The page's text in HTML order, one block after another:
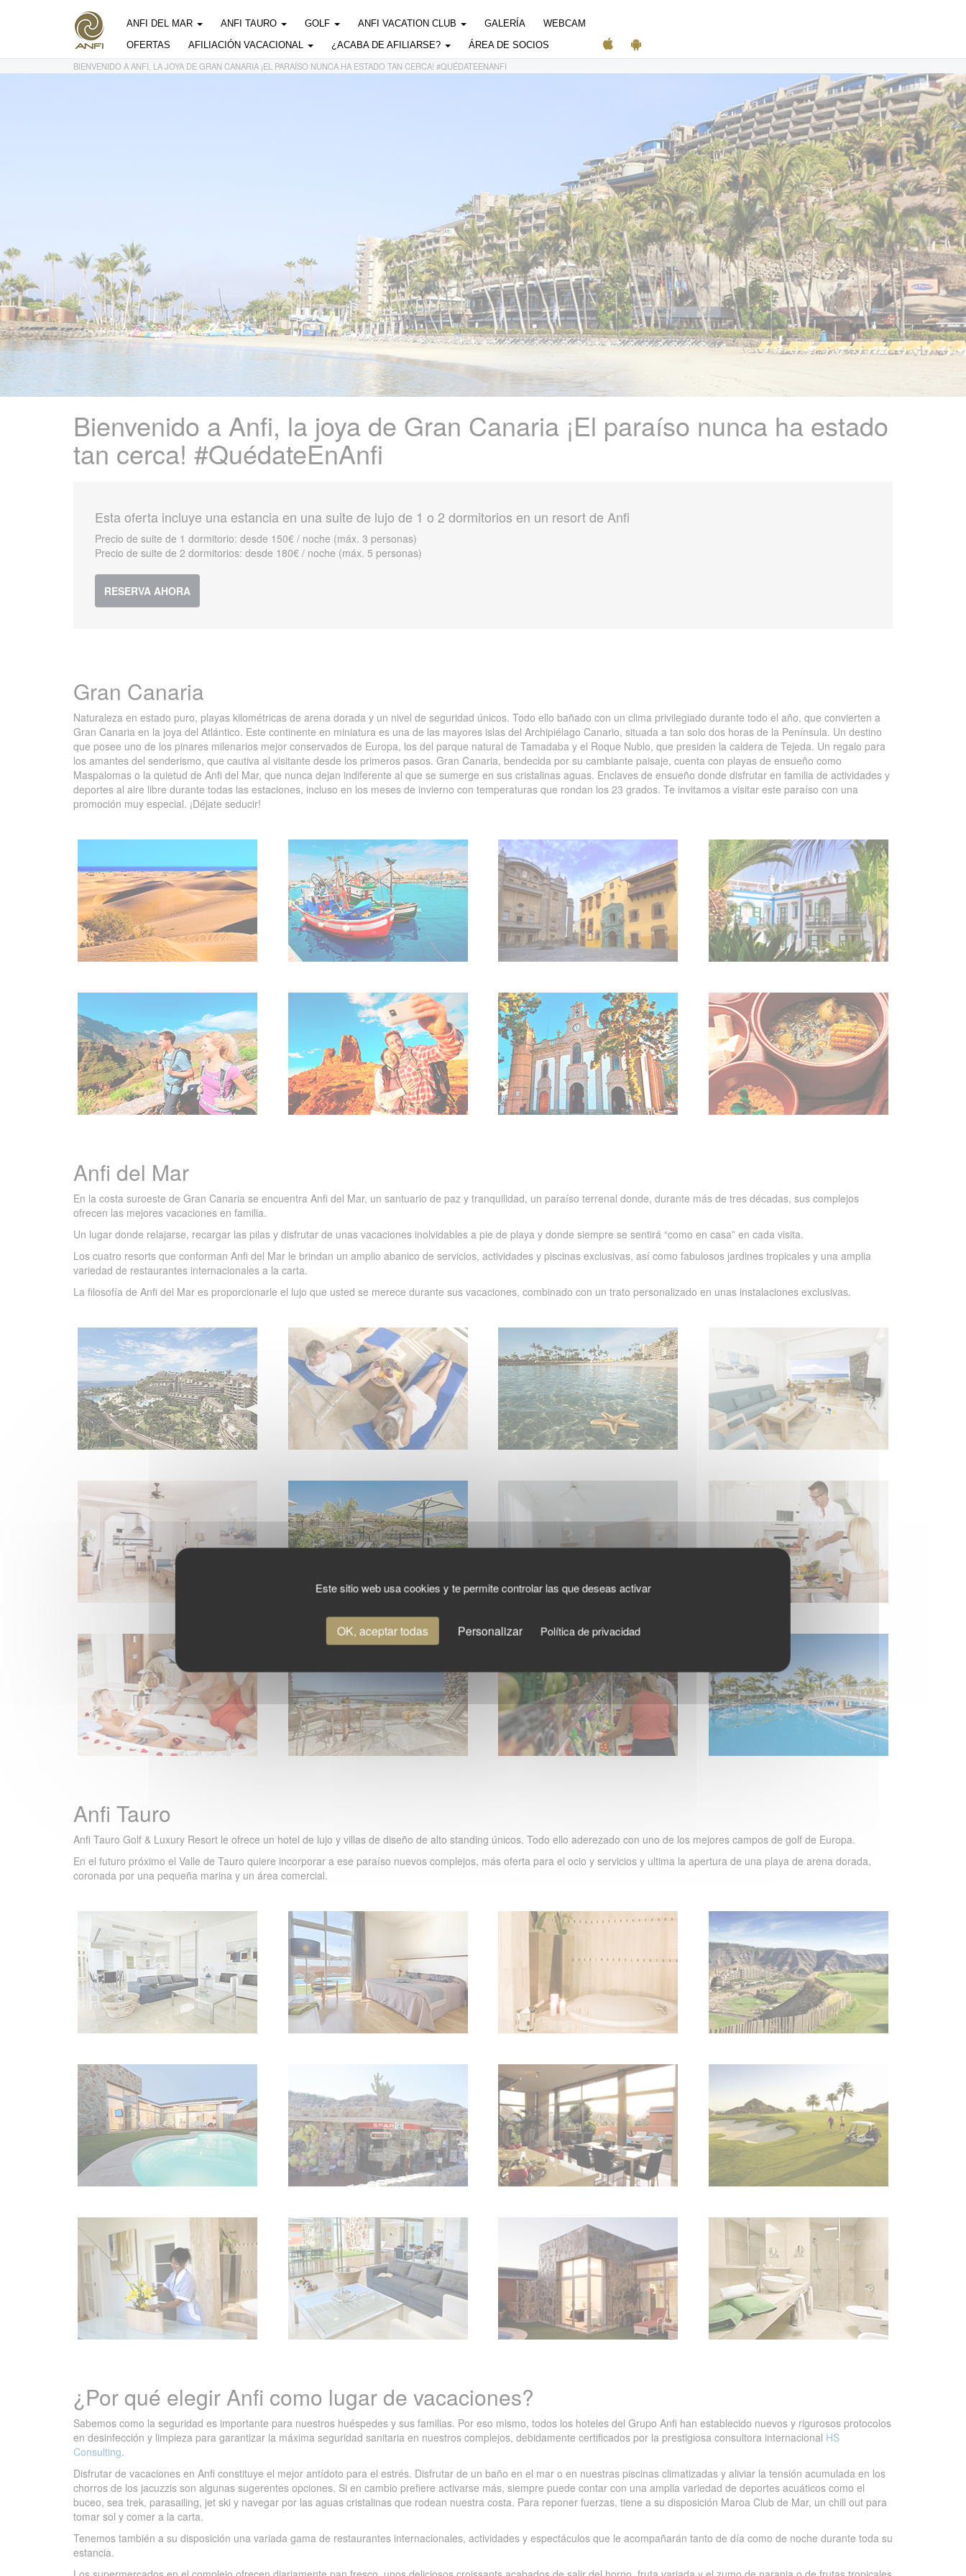
BIENVENIDO A ANFI, LA JOYA DE GRAN CANARIA ¡EL PARAÍSO NUNCA HA ESTADO TAN CERCA! #QUÉDATEENANFI
Bienvenido a Anfi, la joya de Gran Canaria ¡El paraíso nunca ha estado
tan cerca! #QuédateEnAnfi
Esta oferta incluye una estancia en una suite de lujo de 1 o 2 dormitorios en un resort de Anfi
Precio de suite de 1 dormitorio: desde 150€ / noche (máx. 3 personas)
Precio de suite de 2 dormitorios: desde 180€ / noche (máx. 5 personas)
RESERVA AHORA
Gran Canaria
Naturaleza en estado puro, playas kilométricas de arena dorada y un nivel de seguridad únicos. Todo ello bañado con un clima privilegiado durante todo el año, que convierten a
Gran Canaria en la joya del Atlántico. Este continente en miniatura es una de las mayores islas del Archipiélago Canario, situada a tan solo dos horas de la Península. Un destino
que posee uno de los pinares milenarios mejor conservados de Europa, los del parque natural de Tamadaba y el Roque Nublo, que presiden la caldera de Tejeda. Un regalo para
los amantes del senderismo, que cautiva al visitante desde los primeros pasos. Gran Canaria, bendecida por su cambiante paisaje, cuenta con playas de ensueño como
Maspalomas o la quietud de Anfi del Mar, que nunca dejan indiferente al que se sumerge en sus cristalinas aguas. Enclaves de ensueño donde disfrutar en familia de actividades y
deportes al aire libre durante todas las estaciones, incluso en los meses de invierno con temperaturas que rondan los 23 grados. Te invitamos a visitar este paraíso con una
promoción muy especial. ¡Déjate seducir!
Anfi del Mar
En la costa suroeste de Gran Canaria se encuentra Anfi del Mar, un santuario de paz y tranquilidad, un paraíso terrenal donde, durante más de tres décadas, sus complejos
ofrecen las mejores vacaciones en familia.
Un lugar donde relajarse, recargar las pilas y disfrutar de unas vacaciones inolvidables a pie de playa y donde siempre se sentirá “como en casa” en cada visita.
Los cuatro resorts que conforman Anfi del Mar le brindan un amplio abanico de servicios, actividades y piscinas exclusivas, así como fabulosos jardines tropicales y una amplia
variedad de restaurantes internacionales a la carta.
La filosofía de Anfi del Mar es proporcionarle el lujo que usted se merece durante sus vacaciones, combinado con un trato personalizado en unas instalaciones exclusivas.
Anfi Tauro
Anfi Tauro Golf & Luxury Resort le ofrece un hotel de lujo y villas de diseño de alto standing únicos. Todo ello aderezado con uno de los mejores campos de golf de Europa.
En el futuro próximo el Valle de Tauro quiere incorporar a ese paraíso nuevos complejos, más oferta para el ocio y servicios y ultima la apertura de una playa de arena dorada,
coronada por una pequeña marina y un área comercial.
¿Por qué elegir Anfi como lugar de vacaciones?
Sabemos como la seguridad es importante para nuestros huéspedes y sus familias. Por eso mismo, todos los hoteles del Grupo Anfi han establecido nuevos y rigurosos protocolos
en desinfección y limpieza para garantizar la máxima seguridad sanitaria en nuestros complejos, debidamente certificados por la prestigiosa consultora internacional HS
Consulting.
Disfrutar de vacaciones en Anfi constituye el mejor antídoto para el estrés. Disfrutar de un baño en el mar o en nuestras piscinas climatizadas y aliviar la tensión acumulada en los
chorros de los jacuzzis son algunas sugerentes opciones. Si en cambio prefiere activarse más, siempre puede contar con una amplia variedad de deportes acuáticos como el
buceo, sea trek, parasailing, jet ski y navegar por las aguas cristalinas que rodean nuestra costa. Para reponer fuerzas, tiene a su disposición Maroa Club de Mar, un chill out para
tomar sol y comer a la carta.
Tenemos también a su disposición una variada gama de restaurantes internacionales, actividades y espectáculos que le acompañarán tanto de día como de noche durante toda su
estancia.
ANFI DEL MAR ANFI TAURO GOLF ANFI VACATION CLUB GALERÍA WEBCAM
OFERTAS AFILIACIÓN VACACIONAL ¿ACABA DE AFILIARSE? ÁREA DE SOCIOS
Este sitio web usa cookies y te permite controlar las que deseas activar
OK, aceptar todas Personalizar Política de privacidad